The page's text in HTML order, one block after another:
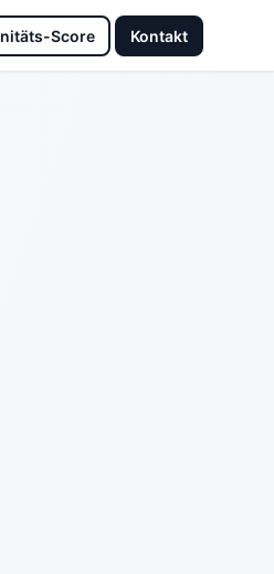
Score Kontakt